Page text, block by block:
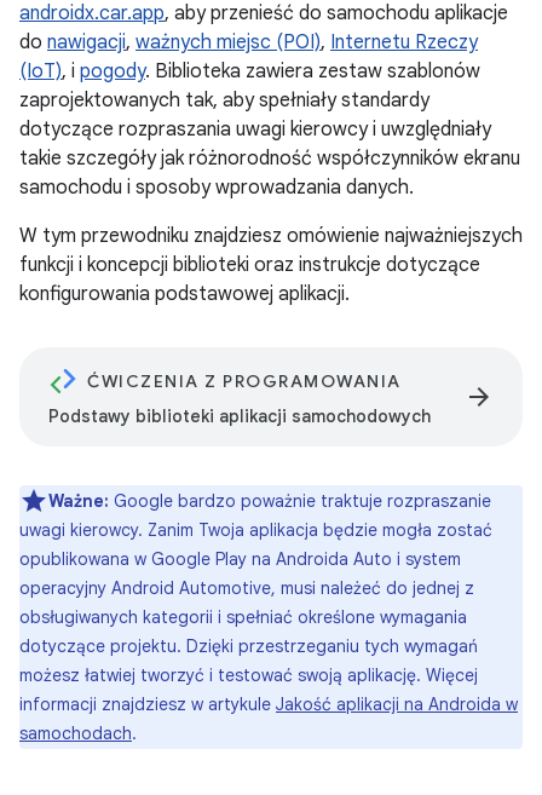
androidx.car.app, aby przenieść do samochodu aplikacje
do nawigacji, ważnych miejsc (POI), Internetu Rzeczy
(IoT), i pogody. Biblioteka zawiera zestaw szablonów
zaprojektowanych tak, aby spełniały standardy
dotyczące rozpraszania uwagi kierowcy i uwzględniały
takie szczegóły jak różnorodność współczynników ekranu
samochodu i sposoby wprowadzania danych.
W tym przewodniku znajdziesz omówienie najważniejszych
funkcji i koncepcji biblioteki oraz instrukcje dotyczące
konfigurowania podstawowej aplikacji.
ĆWICZENIA Z PROGRAMOWANIA
Podstawy biblioteki aplikacji samochodowych
arrow_forward
Ważne: Google bardzo poważnie traktuje rozpraszanie
uwagi kierowcy. Zanim Twoja aplikacja będzie mogła zostać
opublikowana w Google Play na Androida Auto i system
operacyjny Android Automotive, musi należeć do jednej z
obsługiwanych kategorii i spełniać określone wymagania
dotyczące projektu. Dzięki przestrzeganiu tych wymagań
możesz łatwiej tworzyć i testować swoją aplikację. Więcej
informacji znajdziesz w artykule Jakość aplikacji na Androida w
samochodach.